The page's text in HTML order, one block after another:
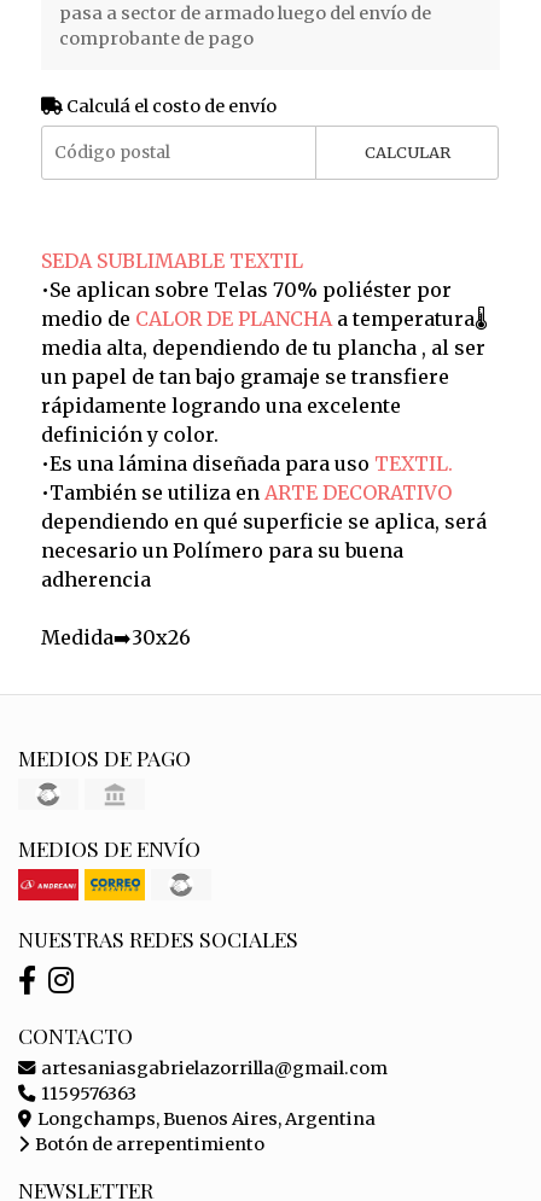
pasa a sector de armado luego del envío de
comprobante de pago
Calculá el costo de envío
CALCULAR
SEDA SUBLIMABLE TEXTIL
•Se aplican sobre Telas 70% poliéster por
medio de CALOR DE PLANCHA a temperatura🌡️
media alta, dependiendo de tu plancha , al ser
un papel de tan bajo gramaje se transfiere
rápidamente logrando una excelente
definición y color.
•Es una lámina diseñada para uso TEXTIL.
•También se utiliza en ARTE DECORATIVO
dependiendo en qué superficie se aplica, será
necesario un Polímero para su buena
adherencia
Medida➡️30x26
MEDIOS DE PAGO
MEDIOS DE ENVÍO
NUESTRAS REDES SOCIALES
CONTACTO
artesaniasgabrielazorrilla@gmail.com
1159576363
Longchamps, Buenos Aires, Argentina
Botón de arrepentimiento
NEWSLETTER